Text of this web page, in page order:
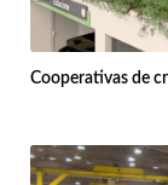
Cooperativas de